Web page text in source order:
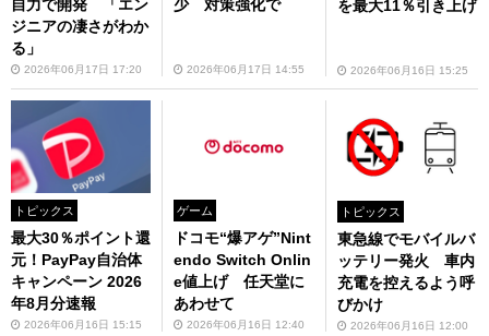
自力で開発 「エン
ジニアの凄さがわか
る」
2026年06月17日 17:20
少 対策強化で
2026年06月17日 14:55
を最大11％引き上げ
2026年06月16日 15:25
トピックス
最大30％ポイント還
元！PayPay自治体
キャンペーン 2026
年8月分速報
2026年06月16日 15:15
ゲーム
ドコモ“爆アゲ”Nint
endo Switch Onlin
e値上げ 任天堂に
あわせて
2026年06月16日 12:40
トピックス
東急線でモバイルバ
ッテリー発火 車内
充電を控えるよう呼
びかけ
2026年06月16日 12:00